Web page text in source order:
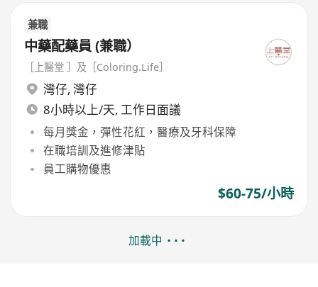
兼職
中藥配藥員 (兼職）
［上醫堂 ］及［Coloring.Life］
灣仔, 灣仔
8小時以上/天, 工作日面議
每月獎金，彈性花紅，醫療及牙科保障
在職培訓及進修津貼
員工購物優惠
$60-75/小時
加載中